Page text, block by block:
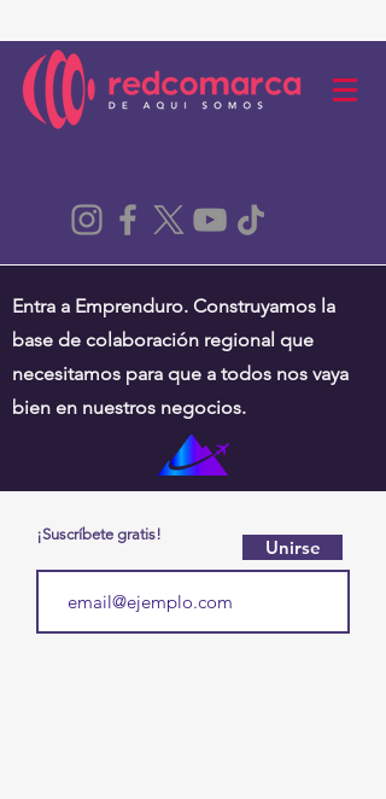
Entra a Emprenduro. Construyamos la
base de colaboración regional que
necesitamos para que a todos nos vaya
bien en nuestros negocios.
¡Suscríbete gratis!
Unirse